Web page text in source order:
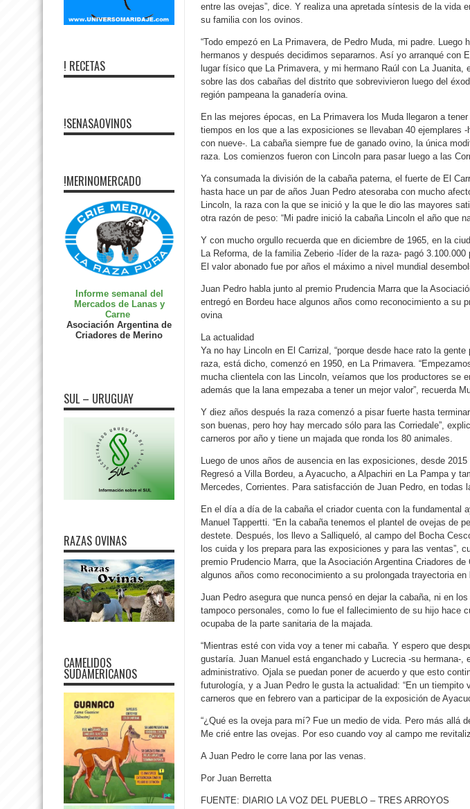
entre las ovejas”, dice. Y realiza una apretada síntesis de la vida
su familia con los ovinos.
“Todo empezó en La Primavera, de Pedro Muda, mi padre. Luego
hermanos y después decidimos separarnos. Así yo arranqué con
lugar físico que La Primavera, y mi hermano Raúl con La Juanita,
sobre las dos cabañas del distrito que sobrevivieron luego del
región pampeana la ganadería ovina.
En las mejores épocas, en La Primavera los Muda llegaron a
tiempos en los que a las exposiciones se llevaban 40 ejemplares
con nueve-. La cabaña siempre fue de ganado ovino, la única
raza. Los comienzos fueron con Lincoln para pasar luego a las
Ya consumada la división de la cabaña paterna, el fuerte de El
hasta hace un par de años Juan Pedro atesoraba con mucho
Lincoln, la raza con la que se inició y la que le dio las mayores
otra razón de peso: “Mi padre inició la cabaña Lincoln el año que
Y con mucho orgullo recuerda que en diciembre de 1965, en la
La Reforma, de la familia Zeberio -líder de la raza- pagó 3.100.000
El valor abonado fue por años el máximo a nivel mundial
Juan Pedro habla junto al premio Prudencia Marra que la
entregó en Bordeu hace algunos años como reconocimiento a su
ovina
La actualidad
Ya no hay Lincoln en El Carrizal, “porque desde hace rato la
raza, está dicho, comenzó en 1950, en La Primavera.
mucha clientela con las Lincoln, veíamos que los productores se
además que la lana empezaba a tener un mejor valor”, recuerda
Y diez años después la raza comenzó a pisar fuerte hasta
son buenas, pero hoy hay mercado sólo para las Corriedale”,
carneros por año y tiene un majada que ronda los 80 animales.
Luego de unos años de ausencia en las exposiciones, desde
Regresó a Villa Bordeu, a Ayacucho, a Alpachiri en La Pampa y
Mercedes, Corrientes. Para satisfacción de Juan Pedro, en todas
En el día a día de la cabaña el criador cuenta con la fundamental
Manuel Tappertti. “En la cabaña tenemos el plantel de ovejas de
destete. Después, los llevo a Salliqueló, al campo del Bocha
los cuida y los prepara para las exposiciones y para las ventas”,
premio Prudencio Marra, que la Asociación Argentina Criadores
algunos años como reconocimiento a su prolongada trayectoria en
Juan Pedro asegura que nunca pensó en dejar la cabaña, ni en
tampoco personales, como lo fue el fallecimiento de su hijo hace
ocupaba de la parte sanitaria de la majada.
“Mientras esté con vida voy a tener mi cabaña. Y espero que
gustaría. Juan Manuel está enganchado y Lucrecia -su hermana-
administrativo. Ojala se puedan poner de acuerdo y que esto
futurología, y a Juan Pedro le gusta la actualidad: “En un tiempito
carneros que en febrero van a participar de la exposición de
“¿Qué es la oveja para mí? Fue un medio de vida. Pero más allá
Me crié entre las ovejas. Por eso cuando voy al campo me
A Juan Pedro le corre lana por las venas.
Por Juan Berretta
FUENTE: DIARIO LA VOZ DEL PUEBLO – TRES ARROYOS
! RECETAS
!SENASAOVINOS
!MERINOMERCADO
Informe semanal del
Mercados de Lanas y
Carne
Asociación Argentina de
Criadores de Merino
SUL – URUGUAY
RAZAS OVINAS
CAMELIDOS
SUDAMERICANOS